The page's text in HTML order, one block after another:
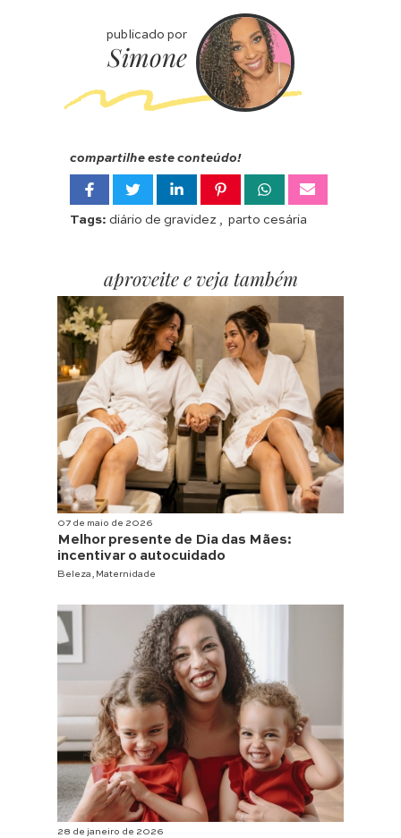
compartilhe este conteúdo!
Tags: diário de gravidez parto cesária
publicado por
Simone
aproveite e veja também
07 de maio de 2026
Melhor presente de Dia das Mães:
incentivar o autocuidado
Beleza Maternidade
28 de janeiro de 2026